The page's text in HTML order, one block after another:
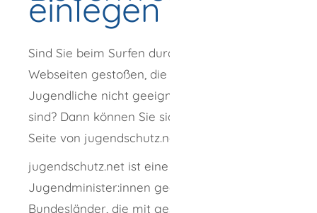
einlegen
Sind Sie beim Surfen durchs Internet auf
Webseiten gestoßen, die für Kinder und
Jugendliche nicht geeignet, aber erreichbar
sind? Dann können Sie sich online auf der
Seite von jugendschutz.net beschweren.
jugendschutz.net ist eine von den
Jugendminister:innen gegründete Stelle aller
Bundesländer, die mit gesetzlichem Auftrag